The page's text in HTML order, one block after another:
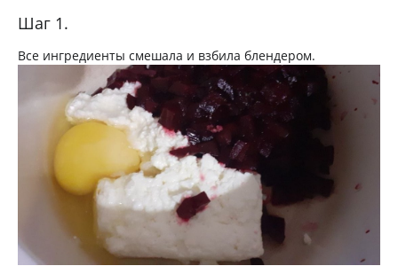
Шаг 1.
Все ингредиенты смешала и взбила блендером.